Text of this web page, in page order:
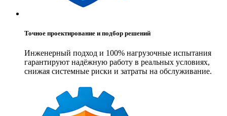
Точное проектирование и подбор решений
Инженерный подход и 100% нагрузочные испытания
гарантируют надёжную работу в реальных условиях,
снижая системные риски и затраты на обслуживание.